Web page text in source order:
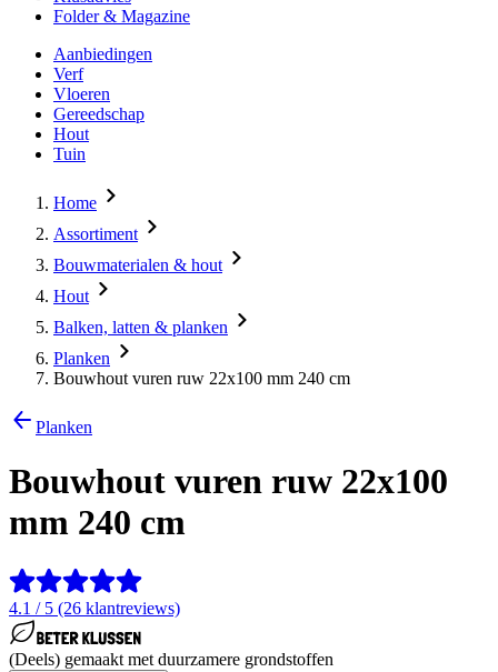
Folder & Magazine
Aanbiedingen
Verf
Vloeren
Gereedschap
Hout
Tuin
Home
Assortiment
Bouwmaterialen & hout
Hout
Balken, latten & planken
Planken
Bouwhout vuren ruw 22x100 mm 240 cm
Planken
Bouwhout vuren ruw 22x100
mm 240 cm
4.1 / 5 (26 klantreviews)
(Deels) gemaakt met duurzamere grondstoffen